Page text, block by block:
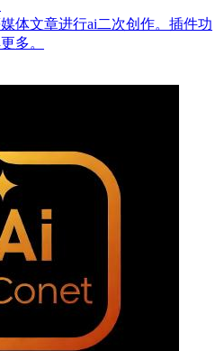
体文章进行ai二次创作。插件功
多。